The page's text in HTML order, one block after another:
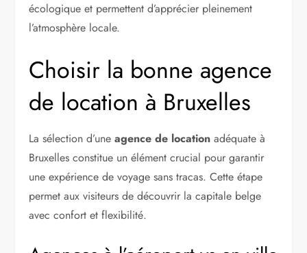
écologique et permettent d’apprécier pleinement
l’atmosphère locale.
Choisir la bonne agence
de location à Bruxelles
La sélection d’uneagence de location adéquate à
Bruxelles constitue un élément crucial pour garantir
une expérience de voyage sans tracas. Cette étape
permet aux visiteurs de découvrir la capitale belge
avec confort et flexibilité.